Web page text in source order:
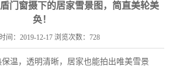
门窗摄下的居家雪景图，简直美轮美
奂！
间：2019-12-17 浏览次数： 728
保温，透明清晰，居家也能拍出唯美雪景